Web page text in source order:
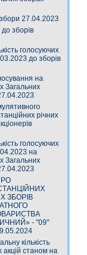
27.04.2023
до зборів
голосуючих
до зборів
на
Загальних
річних
голосуючих
на
Загальних
ЗБОРІВ
- "09"
кількість
акцій станом на